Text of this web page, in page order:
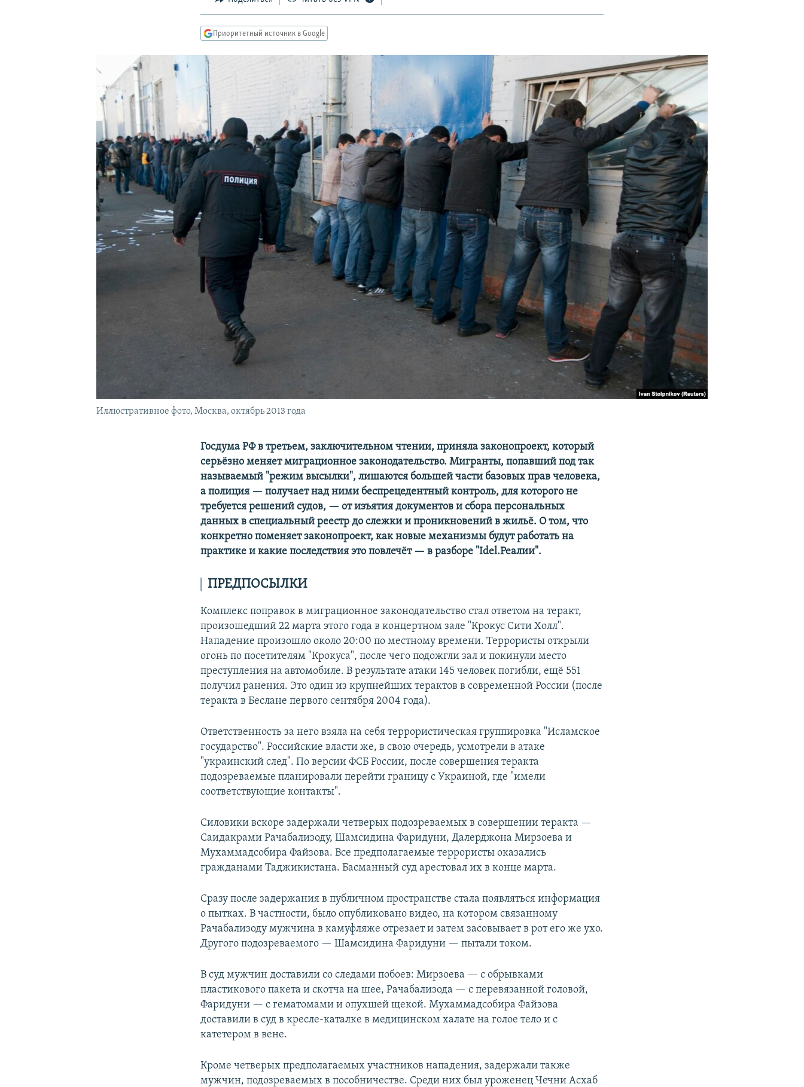
Приоритетный источник в Google
Иллюстративное фото, Москва, октябрь 2013 года
Госдума РФ в третьем, заключительном чтении, приняла законопроект, который
серьёзно меняет миграционное законодательство. Мигранты, попавший под так
называемый "режим высылки", лишаются большей части базовых прав человека,
а полиция — получает над ними беспрецедентный контроль, для которого не
требуется решений судов, — от изъятия документов и сбора персональных
данных в специальный реестр до слежки и проникновений в жильё. О том, что
конкретно поменяет законопроект, как новые механизмы будут работать на
практике и какие последствия это повлечёт — в разборе "Idel.Реалии".
ПРЕДПОСЫЛКИ
Комплекс поправок в миграционное законодательство стал ответом на теракт,
произошедший 22 марта этого года в концертном зале "Крокус Сити Холл".
Нападение произошло около 20:00 по местному времени. Террористы открыли
огонь по посетителям "Крокуса", после чего подожгли зал и покинули место
преступления на автомобиле. В результате атаки 145 человек погибли, ещё 551
получил ранения. Это один из крупнейших терактов в современной России (после
теракта в Беслане первого сентября 2004 года).
Ответственность за него взяла на себя террористическая группировка "Исламское
государство". Российские власти же, в свою очередь, усмотрели в атаке
"украинский след". По версии ФСБ России, после совершения теракта
подозреваемые планировали перейти границу с Украиной, где "имели
соответствующие контакты".
Силовики вскоре задержали четверых подозреваемых в совершении теракта —
Саидакрами Рачабализоду, Шамсидина Фаридуни, Далерджона Мирзоева и
Мухаммадсобира Файзова. Все предполагаемые террористы оказались
гражданами Таджикистана. Басманный суд арестовал их в конце марта.
Сразу после задержания в публичном пространстве стала появляться информация
о пытках. В частности, было опубликовано видео, на котором связанному
Рачабализоду мужчина в камуфляже отрезает и затем засовывает в рот его же ухо.
Другого подозреваемого — Шамсидина Фаридуни — пытали током.
В суд мужчин доставили со следами побоев: Мирзоева — с обрывками
пластикового пакета и скотча на шее, Рачабализода — с перевязанной головой,
Фаридуни — с гематомами и опухшей щекой. Мухаммадсобира Файзова
доставили в суд в кресле-каталке в медицинском халате на голое тело и с
катетером в вене.
Кроме четверых предполагаемых участников нападения, задержали также
мужчин, подозреваемых в пособничестве. Среди них был уроженец Чечни Асхаб